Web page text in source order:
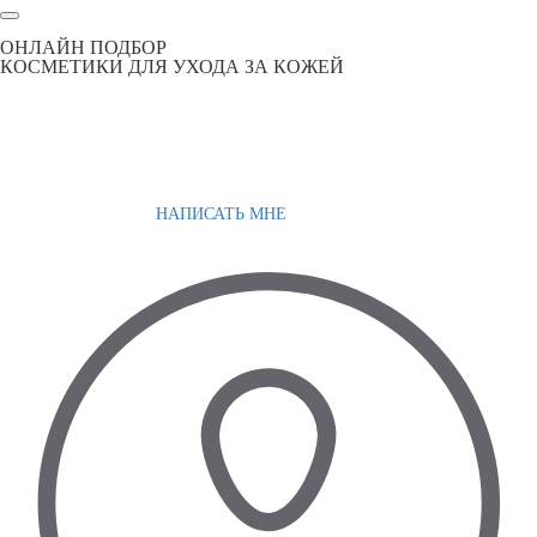
ОНЛАЙН ПОДБОР
КОСМЕТИКИ ДЛЯ УХОДА ЗА КОЖЕЙ
НАПИСАТЬ МНЕ